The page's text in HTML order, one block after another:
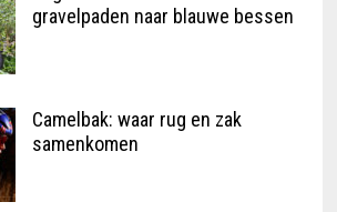
gravelpaden naar blauwe bessen
Camelbak: waar rug en zak
samenkomen